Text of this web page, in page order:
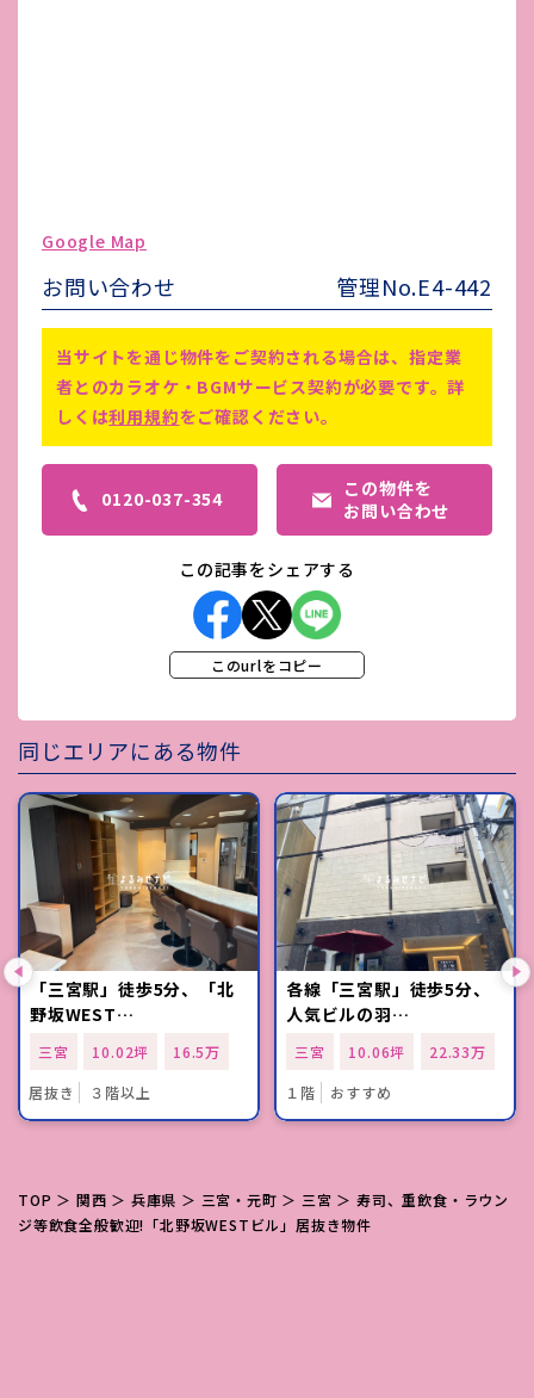
備考 -
Google Map
お問い合わせ 管理No.E4-442
当サイトを通じ物件をご契約される場合は、指定業
者とのカラオケ・BGMサービス契約が必要です。詳
しくは利用規約をご確認ください。
0120-037-354
この物件を
お問い合わせ
この記事をシェアする
このurlをコピー
同じエリアにある物件
「三宮駅」徒歩5分、「北
野坂WEST…
三宮 10.02坪
16.5万
居抜き
３階以上
各線「三宮駅」徒歩5分、
人気ビルの羽…
三宮 10.06坪
22.33万
１階
おすすめ
TOP ＞ 関西 ＞ 兵庫県 ＞ 三宮・元町 ＞三宮 ＞ 寿司、重飲食・ラウン
ジ等飲食全般歓迎!「北野坂WESTビル」居抜き物件